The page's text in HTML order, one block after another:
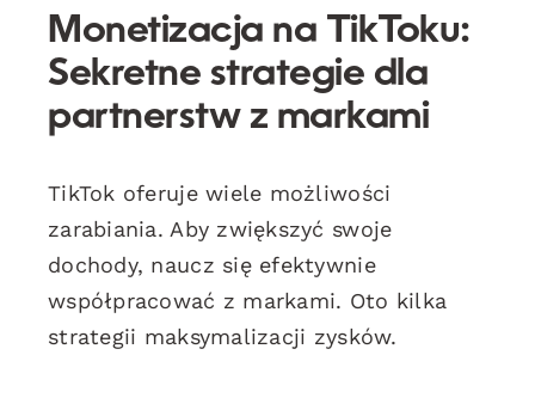
Monetizacja na TikToku:
Sekretne strategie dla
partnerstw z markami
TikTok oferuje wiele możliwości
zarabiania. Aby zwiększyć swoje
dochody, naucz się efektywnie
współpracować z markami. Oto kilka
strategii maksymalizacji zysków.